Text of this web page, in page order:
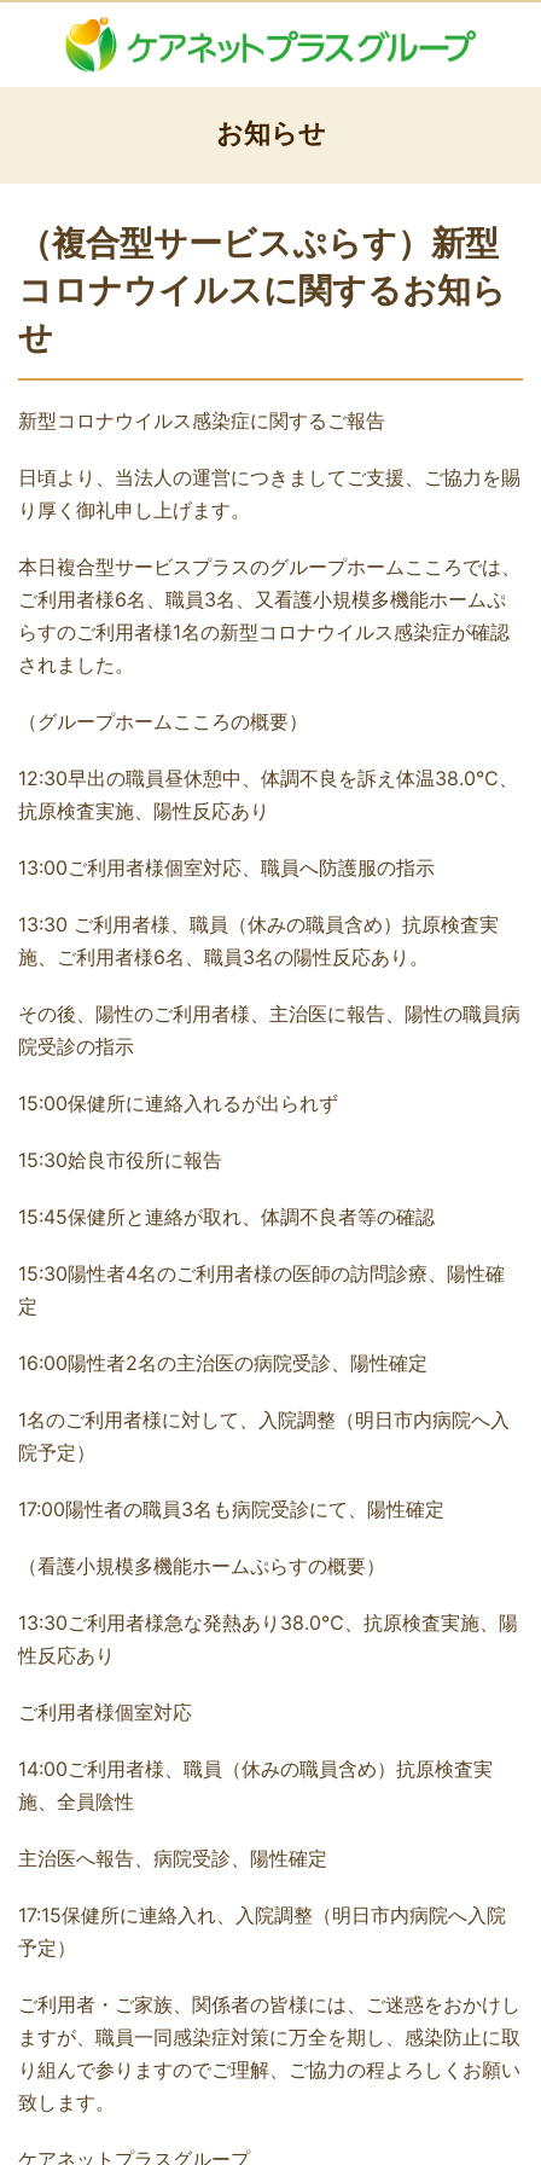
お知らせ
（複合型サービスぷらす）新型
コロナウイルスに関するお知ら
せ
新型コロナウイルス感染症に関するご報告
日頃より、当法人の運営につきましてご支援、ご協力を賜
り厚く御礼申し上げます。
本日複合型サービスプラスのグループホームこころでは、
ご利用者様6名、職員3名、又看護小規模多機能ホームぷ
らすのご利用者様1名の新型コロナウイルス感染症が確認
されました。
（グループホームこころの概要）
12:30早出の職員昼休憩中、体調不良を訴え体温38.0℃、
抗原検査実施、陽性反応あり
13:00ご利用者様個室対応、職員へ防護服の指示
13:30 ご利用者様、職員（休みの職員含め）抗原検査実
施、ご利用者様6名、職員3名の陽性反応あり。
その後、陽性のご利用者様、主治医に報告、陽性の職員病
院受診の指示
15:00保健所に連絡入れるが出られず
15:30姶良市役所に報告
15:45保健所と連絡が取れ、体調不良者等の確認
15:30陽性者4名のご利用者様の医師の訪問診療、陽性確
定
16:00陽性者2名の主治医の病院受診、陽性確定
1名のご利用者様に対して、入院調整（明日市内病院へ入
院予定）
17:00陽性者の職員3名も病院受診にて、陽性確定
（看護小規模多機能ホームぷらすの概要）
13:30ご利用者様急な発熱あり38.0℃、抗原検査実施、陽
性反応あり
ご利用者様個室対応
14:00ご利用者様、職員（休みの職員含め）抗原検査実
施、全員陰性
主治医へ報告、病院受診、陽性確定
17:15保健所に連絡入れ、入院調整（明日市内病院へ入院
予定）
ご利用者・ご家族、関係者の皆様には、ご迷惑をおかけし
ますが、職員一同感染症対策に万全を期し、感染防止に取
り組んで参りますのでご理解、ご協力の程よろしくお願い
致します。
ケアネットプラスグループ